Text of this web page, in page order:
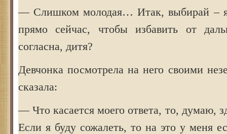
— Слишком молодая… Итак, выбирай – я
прямо сейчас, чтобы избавить от
согласна, дитя?
Девчонка посмотрела на него своими
сказала:
— Что касается моего ответа, то, думаю,
Если я буду сожалеть, то на это у меня